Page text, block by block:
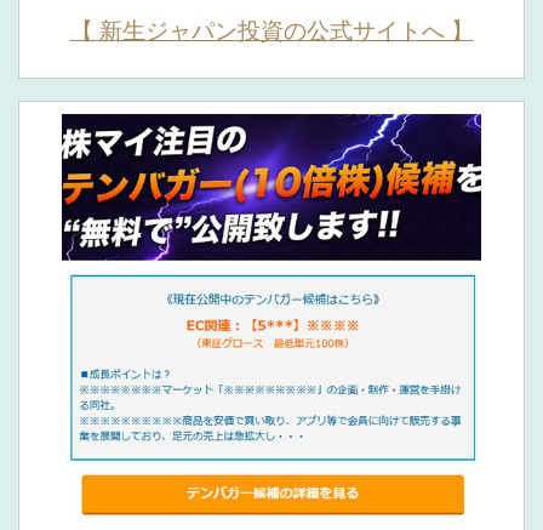
【 新生ジャパン投資の公式サイトへ 】